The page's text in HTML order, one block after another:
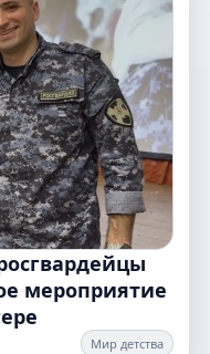
мероприятие
Мир детства